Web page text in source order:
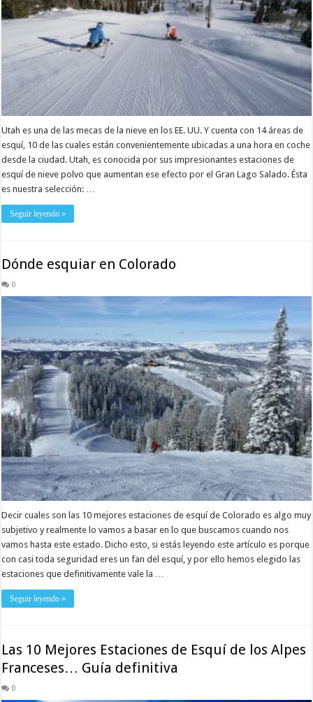
Utah es una de las mecas de la nieve en los EE. UU. Y cuenta con 14 áreas de
esquí, 10 de las cuales están convenientemente ubicadas a una hora en coche
desde la ciudad. Utah, es conocida por sus impresionantes estaciones de
esquí de nieve polvo que aumentan ese efecto por el Gran Lago Salado. Ésta
es nuestra selección: …
Seguir leyendo »
Dónde esquiar en Colorado
0
Decir cuales son las 10 mejores estaciones de esquí de Colorado es algo muy
subjetivo y realmente lo vamos a basar en lo que buscamos cuando nos
vamos hasta este estado. Dicho esto, si estás leyendo este artículo es porque
con casi toda seguridad eres un fan del esquí, y por ello hemos elegido las
estaciones que definitivamente vale la …
Seguir leyendo »
Las 10 Mejores Estaciones de Esquí de los Alpes
Franceses… Guía definitiva
0